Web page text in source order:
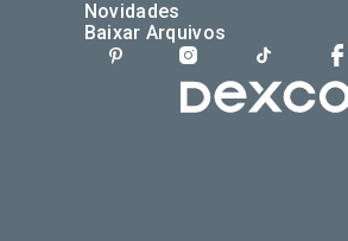
Novidades
Baixar Arquivos